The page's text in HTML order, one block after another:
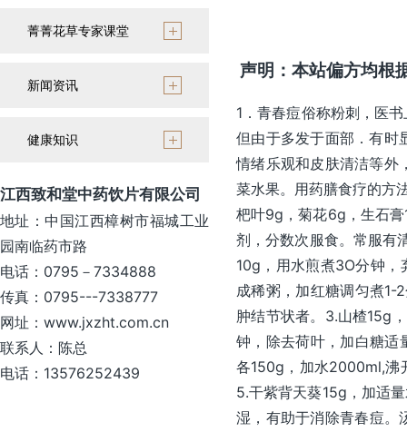
菁菁花草专家课堂
新闻资讯
健康知识
江西致和堂中药饮片有限公司
地址：中国江西樟树市福城工业
园南临药市路
电话：0795－7334888
传真：0795---7338777
网址：www.jxzht.com.cn
联系人：陈总
电话：13576252439
声明：本站偏方均根
1．青春痘俗称粉刺，医
但由于多发于面部．有时
情绪乐观和皮肤清洁等外
菜水果。用药膳食疗的方
杷叶9g，菊花6g，生石
剂，分数次服食。常服有
10g，用水煎煮3O分钟
成稀粥，加红糖调匀煮1-
肿结节状者。3.山楂15g
钟，除去荷叶，加白糖适
各150g，加水2000ml,沸
5.干紫背天葵15g，加适
湿，有助于消除青春痘。